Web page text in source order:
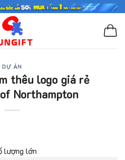
DỰ ÁN
thêu logo giá rẻ
Northampton